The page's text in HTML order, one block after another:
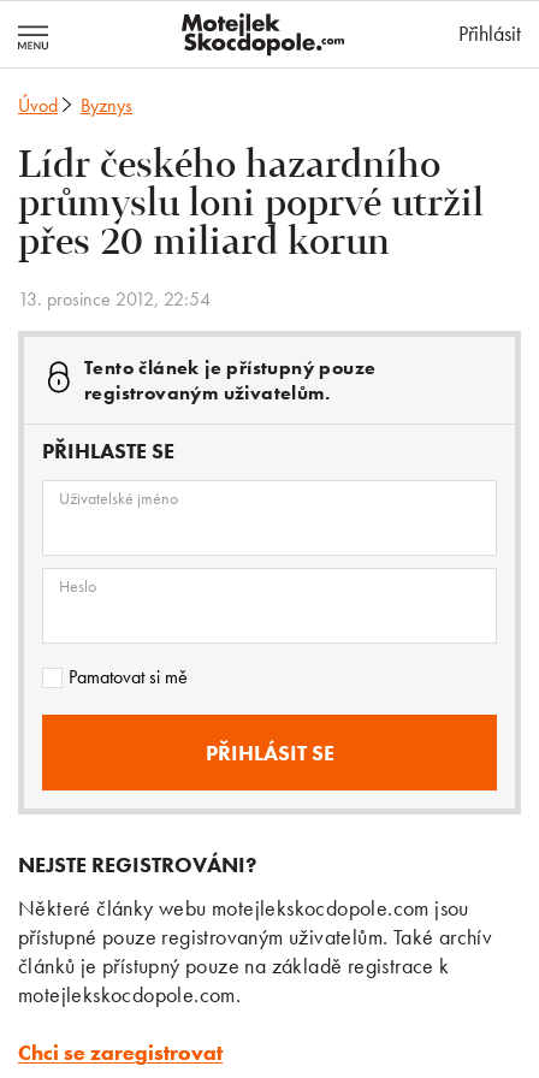
Přihlásit
Úvod Byznys
Lídr českého hazardního
průmyslu loni poprvé utržil
přes 20 miliard korun
13. prosince 2012, 22:54
Tento článek je přístupný pouze
registrovaným uživatelům.
PŘIHLASTE SE
Uživatelské jméno
Heslo
Pamatovat si mě
NEJSTE REGISTROVÁNI?
Některé články webu motejlekskocdopole.com jsou
přístupné pouze registrovaným uživatelům. Také archív
článků je přístupný pouze na základě registrace k
motejlekskocdopole.com.
Chci se zaregistrovat